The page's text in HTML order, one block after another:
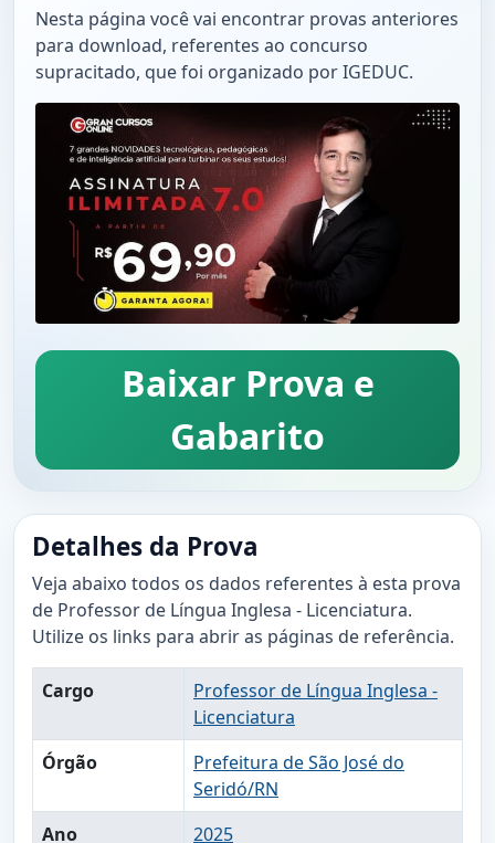
Nesta página você vai encontrar provas anteriores
para download, referentes ao concurso
supracitado, que foi organizado por IGEDUC.
Baixar Prova e
Gabarito
Detalhes da Prova
Veja abaixo todos os dados referentes à esta prova
de Professor de Língua Inglesa - Licenciatura.
Utilize os links para abrir as páginas de referência.
Cargo
Professor de Língua Inglesa -
Licenciatura
Órgão
Prefeitura de São José do
Seridó/RN
Ano
2025